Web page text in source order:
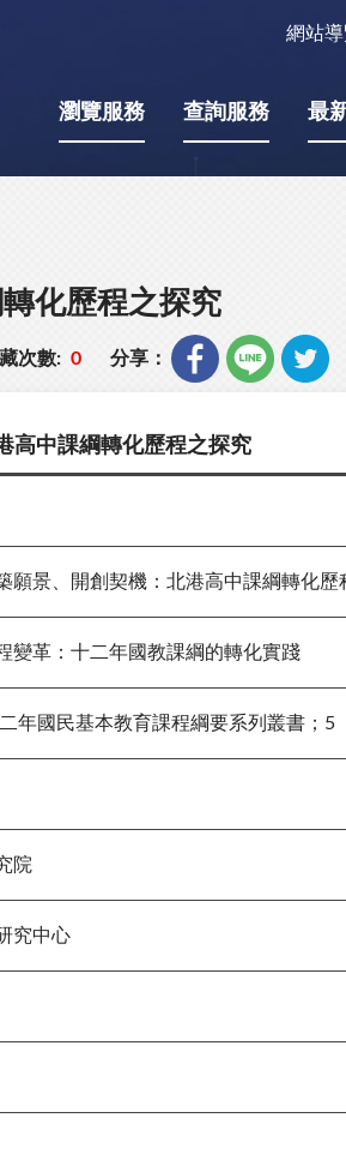
網站
瀏覽服務 查詢服務 最
化歷程之探究
次數: 0 分享：
中課綱轉化歷程之探究
景、開創契機：北港高中課綱轉化歷
變革：十二年國教課綱的轉化實踐
年國民基本教育課程綱要系列叢書；5
院
究中心